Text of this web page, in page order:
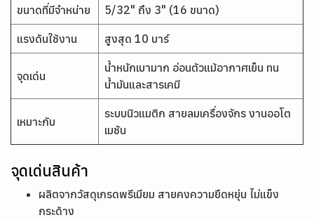
ขนาดที่มีจำหน่าย 5/32" ถึง 3" (16 ขนาด)
แรงดันใช้งาน สูงสุด 10 บาร์
จุดเด่น
น้ำหนักเบามาก อ่อนตัวแม้อากาศเย็น ทน
น้ำมันและสารเคมี
เหมาะกับ
ระบบนิวแมติก สายลมเครื่องจักร งานออโต
เมชัน
จุดเด่นสินค้า
ผลิตจากวัสดุเกรดพรีเมียม สายคงความยืดหยุ่น ไม่แข็ง
กระด้าง